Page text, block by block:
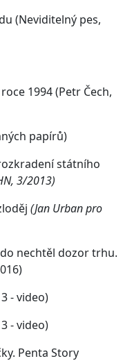
(Neviditelný pes,
1994(Petr Čech,
papírů)
státního
3/2013)
(Jan Urban pro
nechtěl dozor trhu.
- video)
- video)
Penta Story